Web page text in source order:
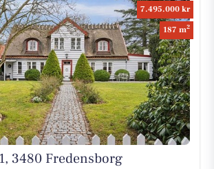
7.495.000 kr
187 m2
3480 Fredensborg